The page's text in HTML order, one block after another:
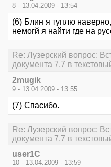
8 - 13.04.2009 - 13:54
(6) Блин я туплю
немогй я найти где на
Re: Лузерский вопрос:
документа 7.7 в
2mugik
9 - 13.04.2009 - 13:55
(7) Спасибо.
Re: Лузерский вопрос:
документа 7.7 в
user1C
10 - 13.04.2009 - 13:59